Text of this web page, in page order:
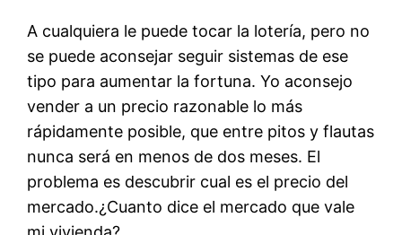
A cualquiera le puede tocar la lotería, pero no
se puede aconsejar seguir sistemas de ese
tipo para aumentar la fortuna. Yo aconsejo
vender a un precio razonable lo más
rápidamente posible, que entre pitos y flautas
nunca será en menos de dos meses. El
problema es descubrir cual es el precio del
mercado.¿Cuanto dice el mercado que vale